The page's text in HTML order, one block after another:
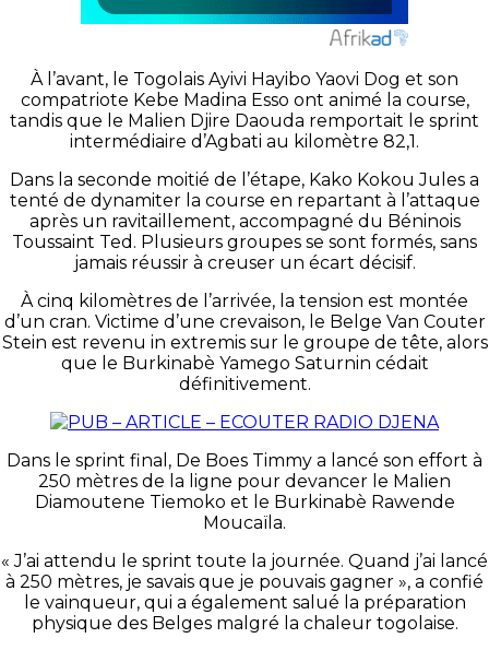
À l’avant, le Togolais Ayivi Hayibo Yaovi Dog et son
compatriote Kebe Madina Esso ont animé la course,
tandis que le Malien Djire Daouda remportait le sprint
intermédiaire d’Agbati au kilomètre 82,1.
Dans la seconde moitié de l’étape, Kako Kokou Jules a
tenté de dynamiter la course en repartant à l’attaque
après un ravitaillement, accompagné du Béninois
Toussaint Ted. Plusieurs groupes se sont formés, sans
jamais réussir à creuser un écart décisif.
À cinq kilomètres de l’arrivée, la tension est montée
d’un cran. Victime d’une crevaison, le Belge Van Couter
Stein est revenu in extremis sur le groupe de tête, alors
que le Burkinabè Yamego Saturnin cédait
définitivement.
Dans le sprint final, De Boes Timmy a lancé son effort à
250 mètres de la ligne pour devancer le Malien
Diamoutene Tiemoko et le Burkinabè Rawende
Moucaïla.
« J’ai attendu le sprint toute la journée. Quand j’ai lancé
à 250 mètres, je savais que je pouvais gagner », a confié
le vainqueur, qui a également salué la préparation
physique des Belges malgré la chaleur togolaise.